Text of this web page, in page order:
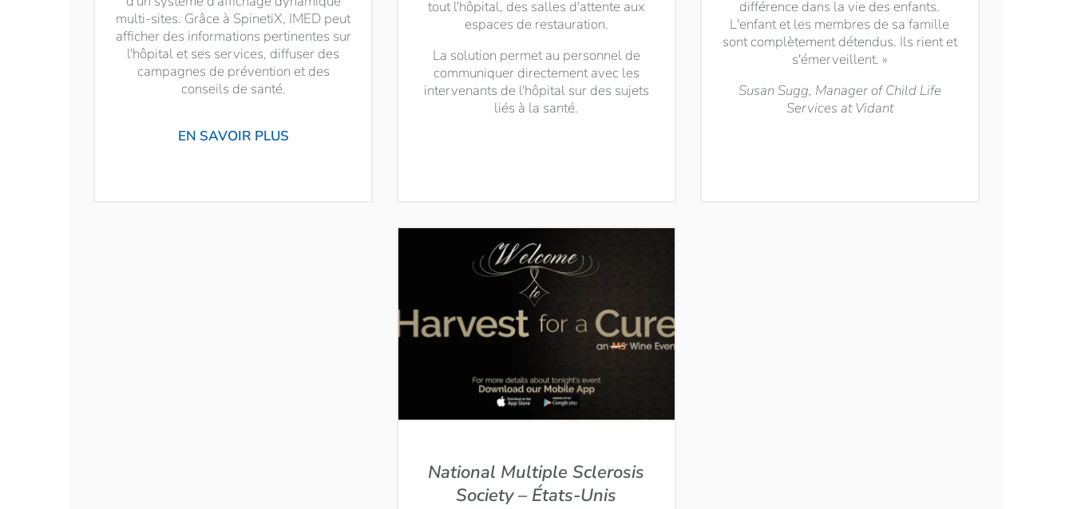
multi-sites. Grâce à SpinetiX, IMED peut
afficher des informations pertinentes sur
l'hôpital et ses services, diffuser des
campagnes de prévention et des
conseils de santé.
EN SAVOIR PLUS
tout l'hôpital, des salles d'attente aux
espaces de restauration.
La solution permet au personnel de
communiquer directement avec les
intervenants de l'hôpital sur des sujets
liés à la santé.
différence dans la vie des enfants.
L'enfant et les membres de sa famille
sont complètement détendus. Ils rient et
s'émerveillent. »
Susan Sugg, Manager of Child Life
Services at Vidant
National Multiple Sclerosis
Society – États-Unis